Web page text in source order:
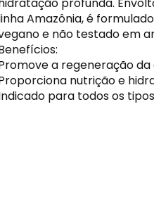
Amazônia, é
e não testado em
a regeneração da
nutrição e
para todos os